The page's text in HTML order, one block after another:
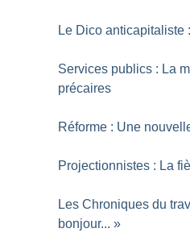
Le Dico anticapitaliste
Services publics : La
précaires
Réforme : Une
Projectionnistes : La
Les Chroniques du
bonjour... »